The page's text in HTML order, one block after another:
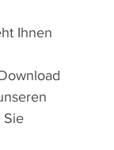
Ihnen